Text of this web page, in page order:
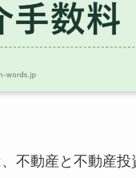
不動産と不動産投